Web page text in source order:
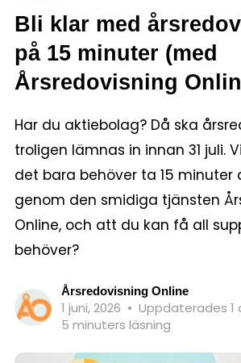
Bli klar med
på 15 minuter (med
Årsredovisning
Har du aktiebolag? Då ska
troligen lämnas in innan 31 juli.
det bara behöver ta 15
genom den smidiga tjänsten
Online, och att du kan få all
behöver?
Årsredovisning Online
1 juni, 2026 • Uppdaterades 1
5 minuters läsning